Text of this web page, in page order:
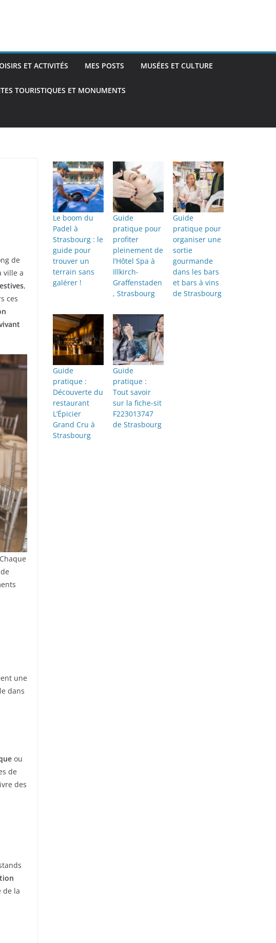
ET ACTIVITÉS MES POSTS MUSÉES ET CULTURE
TOURISTIQUES ET MONUMENTS
de
ville a
,
ces
une
dans
ou
de
des
de la
Le boom du
Padel à
Strasbourg : le
guide pour
trouver un
terrain sans
galérer !
Guide
pratique pour
profiter
pleinement de
l’Hôtel Spa à
Illkirch-
Graffenstaden
, Strasbourg
Guide
pratique pour
organiser une
sortie
gourmande
dans les bars
et bars à vins
de Strasbourg
Guide
pratique :
Découverte du
restaurant
L’Épicier
Grand Cru à
Strasbourg
Guide
pratique :
Tout savoir
sur la fiche-sit
F223013747
de Strasbourg